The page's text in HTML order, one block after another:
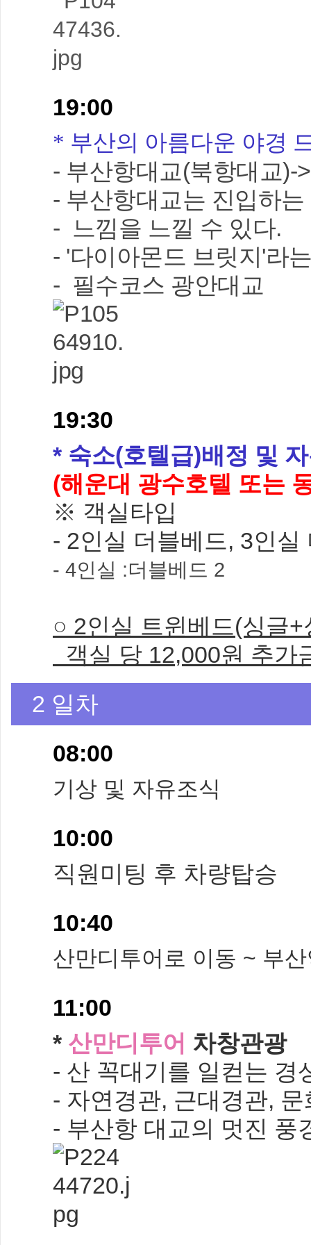
19:00
* 부산의 아름다운 야경
- 부산항대교(북항대교)-
- 부산항대교는 진입하
- 느낌을 느낄 수 있다.
- '다이아몬드 브릿지'라
- 필수코스 광안대교
19:30
* 숙소(호텔급)배정 및
(해운대 광수호텔 또는
※ 객실타입
- 2인실 더블베드, 3인실
- 4인실 :더블베드 2
○ 2인실 트윈베드(싱글
객실 당 12,000원 추가
2 일차
08:00
기상 및 자유조식
10:00
직원미팅 후 차량탑승
10:40
산만디투어로 이동 ~ 부
11:00
* 산만디투어 차창관광
- 산 꼭대기를 일컫는 경
- 자연경관, 근대경관,
- 부산항 대교의 멋진 풍